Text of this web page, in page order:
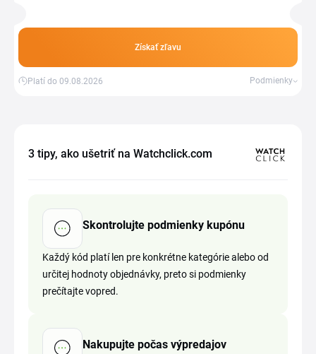
Získať zľavu
Platí do 09.08.2026 Podmienky
3 tipy, ako ušetriť na Watchclick.com
Skontrolujte podmienky kupónu
Každý kód platí len pre konkrétne kategórie alebo od
určitej hodnoty objednávky, preto si podmienky
prečítajte vopred.
Nakupujte počas výpredajov